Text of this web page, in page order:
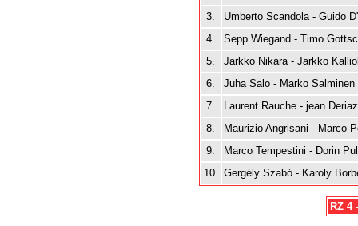
3.
Umberto Scandola - Guido
4.
Sepp Wiegand - Timo
5.
Jarkko Nikara - Jarkko
6.
Juha Salo - Marko Salminen
7.
Laurent Rauche - jean Deriaz
8.
Maurizio Angrisani - Marco
9.
Marco Tempestini - Dorin
10. Gergély Szabó - Karoly
RZ 4